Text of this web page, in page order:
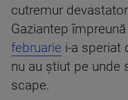
cutremur
Gaziantep
februarie i-a speriat
nu au ştiut pe unde
scape.